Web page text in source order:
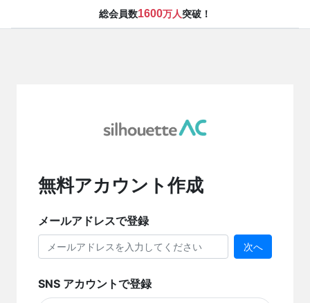
総会員数1600万人突破！
無料アカウント作成
メールアドレスで登録
次へ
SNS アカウントで登録